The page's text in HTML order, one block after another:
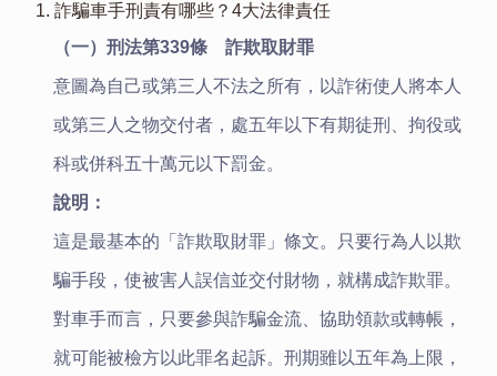
1. 詐騙車手刑責有哪些？4大法律責任
（一）刑法第339條 詐欺取財罪
意圖為自己或第三人不法之所有，以詐術使人將本人
或第三人之物交付者，處五年以下有期徒刑、拘役或
科或併科五十萬元以下罰金。
說明：
這是最基本的「詐欺取財罪」條文。只要行為人以欺
騙手段，使被害人誤信並交付財物，就構成詐欺罪。
對車手而言，只要參與詐騙金流、協助領款或轉帳，
就可能被檢方以此罪名起訴。刑期雖以五年為上限，